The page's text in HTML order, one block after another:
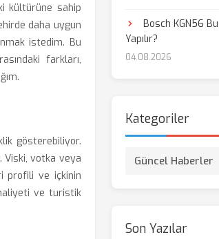
kültürüne sahip
daha uygun
istedim. Bu
farkları,
gösterebiliyor.
Viski, votka veya
profili ve içkinin
ve turistik
Bosch KGN56
Yapılır?
04.08.2026
Kategoriler
Güncel Haberler
Son Yazılar